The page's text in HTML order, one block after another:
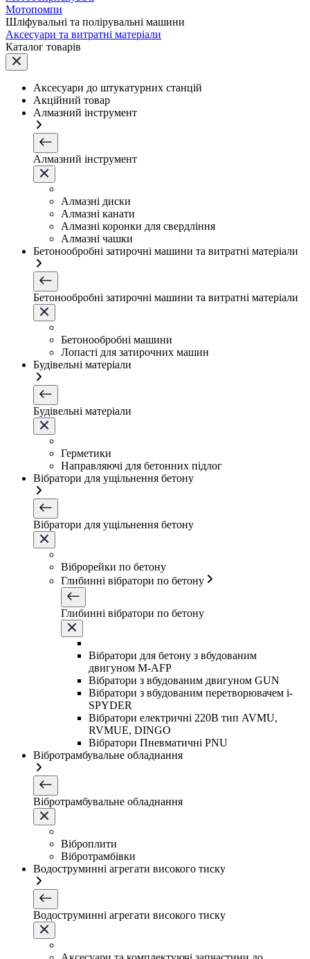
Мотопомпи
Шліфувальні та полірувальні машини
Аксесуари та витратні матеріали
Каталог товарів
Аксесуари до штукатурних станцій
Акційний товар
Алмазний інструмент
Алмазний інструмент
Алмазні диски
Алмазні канати
Алмазні коронки для свердління
Алмазні чашки
Бетонообробні затирочні машини та витратні матеріали
Бетонообробні затирочні машини та витратні матеріали
Бетонообробні машини
Лопасті для затирочних машин
Будівельні матеріали
Будівельні матеріали
Герметики
Направляючі для бетонних підлог
Вібратори для ущільнення бетону
Вібратори для ущільнення бетону
Віброрейки по бетону
Глибинні вібратори по бетону
Глибинні вібратори по бетону
Вібратори для бетону з вбудованим
двигуном M-AFP
Вібратори з вбудованим двигуном GUN
Вібратори з вбудованим перетворювачем i-
SPYDER
Вібратори електричні 220B тип AVMU,
RVMUE, DINGO
Вібратори Пневматичні PNU
Вібротрамбувальне обладнання
Вібротрамбувальне обладнання
Віброплити
Вібротрамбівки
Водоструминні агрегати високого тиску
Водоструминні агрегати високого тиску